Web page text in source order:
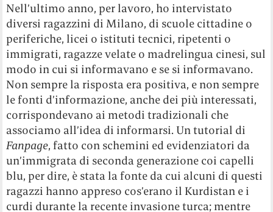
Nell’ultimo anno, per lavoro, ho intervistato
diversi ragazzini di Milano, di scuole cittadine o
periferiche, licei o istituti tecnici, ripetenti o
immigrati, ragazze velate o madrelingua cinesi, sul
modo in cui si informavano e se si informavano.
Non sempre la risposta era positiva, e non sempre
le fonti d’informazione, anche dei più interessati,
corrispondevano ai metodi tradizionali che
associamo all’idea di informarsi. Un tutorial di
Fanpage, fatto con schemini ed evidenziatori da
un’immigrata di seconda generazione coi capelli
blu, per dire, è stata la fonte da cui alcuni di questi
ragazzi hanno appreso cos’erano il Kurdistan e i
curdi durante la recente invasione turca; mentre